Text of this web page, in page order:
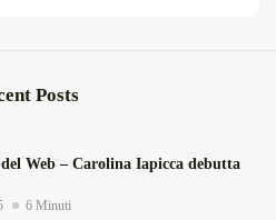
Posts
Web – Carolina Iapicca debutta
6 Minuti